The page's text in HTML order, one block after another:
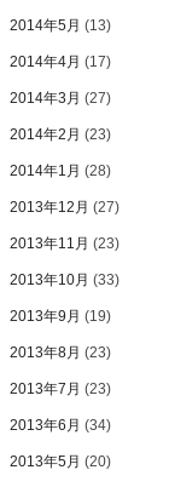
2014年5月 (13)
2014年4月 (17)
2014年3月 (27)
2014年2月 (23)
2014年1月 (28)
2013年12月 (27)
2013年11月 (23)
2013年10月 (33)
2013年9月 (19)
2013年8月 (23)
2013年7月 (23)
2013年6月 (34)
2013年5月 (20)